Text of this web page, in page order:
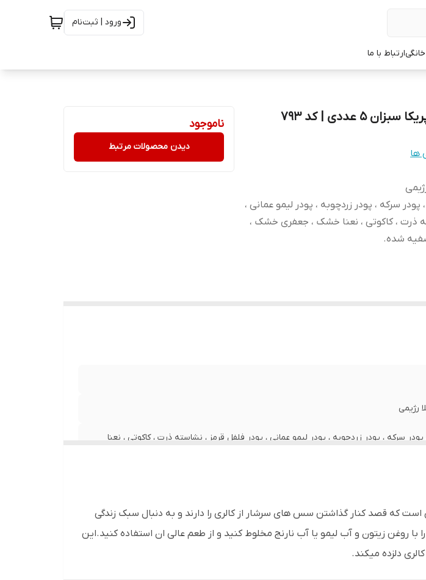
ورود | ثبت‌نام
ارتباط با ما
5 عددی | کد 793
ها
پودر سرکه ، پودر زردچوبه ، پودر لیمو عمانی ،
ذرت ، کاکوتی ، نعنا خشک ، جعفری خشک ،
شده.
ناموجود
دیدن محصولات مرتبط
رژیمی
پودر سرکه ، پودر زردچوبه ، پودر لیمو عمانی ، پودر فلفل قرمز ، نشاسته ذرت ، کاکوتی ، نعنا
که قصد کنار گذاشتن سس های سرشار از کالری را دارند و به دنبال سبک زندگی
روغن زیتون و آب لیمو یا آب نارنج مخلوط کنید و از طعم عالی ان استفاده کنید.این
دلزده میکند.